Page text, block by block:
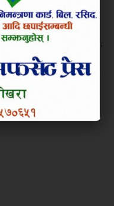
समाचार माध्यम हो।
स्थानीय गतिविधि, प्रादेशिक
रूपमा सम्प्रेषण गर्दछ। यसले
सुसूचित गर्दै